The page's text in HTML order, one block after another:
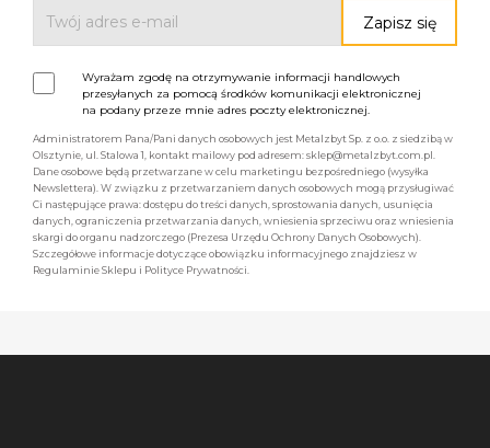
Wyrażam zgodę na otrzymywanie informacji handlowych
przesyłanych za pomocą środków komunikacji elektronicznej
na podany przeze mnie adres poczty elektronicznej.
Administratorem Pana/Pani danych osobowych jest Metalzbyt Sp. z o.o. z siedzibą w
Olsztynie, ul. Stalowa 1, kontakt mailowy pod adresem: sklep@metalzbyt.com.pl.
Dane osobowe będą przetwarzane w celu marketingu bezpośredniego (wysyłka
Newslettera). W związku z przetwarzaniem danych osobowych mogą przysługiwać
Ci następujące prawa: dostępu do treści danych, sprostowania danych, usunięcia
danych, ograniczenia przetwarzania danych, wniesienia sprzeciwu oraz wniesienia
skargi do organu nadzorczego (Prezesa Urzędu Ochrony Danych Osobowych).
Szczegółowe informacje dotyczące obowiązku informacyjnego znajdziesz w
Regulaminie Sklepu i Polityce Prywatności.